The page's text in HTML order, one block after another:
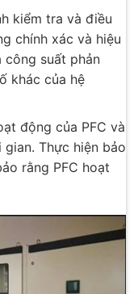
kiểm tra và điều
chính xác và hiệu
suất phản
khác của hệ
động của PFC và
Thực hiện bảo
rằng PFC hoạt